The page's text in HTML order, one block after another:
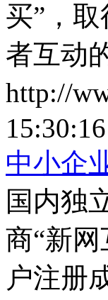
买”，
者互动
http://
15:30:16
中小企
国内独
商“新
户注册